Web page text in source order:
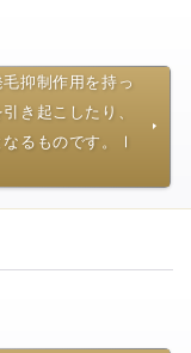
抑制作用を持っ
き起こしたり、
るものです。Ⅰ